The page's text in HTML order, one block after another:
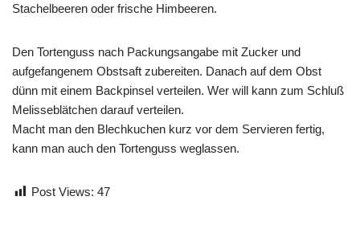
Stachelbeeren oder frische Himbeeren.
Den Tortenguss nach Packungsangabe mit Zucker und
aufgefangenem Obstsaft zubereiten. Danach auf dem Obst
dünn mit einem Backpinsel verteilen. Wer will kann zum Schluß
Melisseblätchen darauf verteilen.
Macht man den Blechkuchen kurz vor dem Servieren fertig,
kann man auch den Tortenguss weglassen.
Post Views: 47